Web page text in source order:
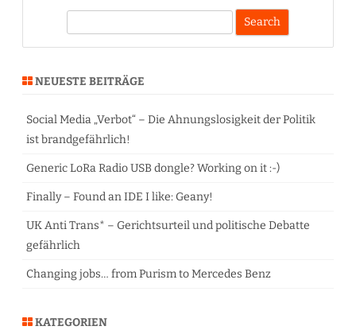
r
h
NEUESTE BEITRÄGE
Social Media „Verbot“ – Die Ahnungslosigkeit der Politik
ist brandgefährlich!
Generic LoRa Radio USB dongle? Working on it :-)
Finally – Found an IDE I like: Geany!
UK Anti Trans* – Gerichtsurteil und politische Debatte
gefährlich
Changing jobs… from Purism to Mercedes Benz
KATEGORIEN